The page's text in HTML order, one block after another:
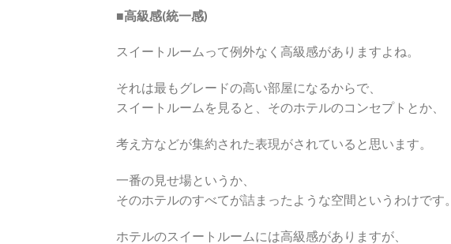
■高級感(統一感)
スイートルームって例外なく高級感がありますよね。
それは最もグレードの高い部屋になるからで、
スイートルームを見ると、そのホテルのコンセプトとか、
考え方などが集約された表現がされていると思います。
一番の見せ場というか、
そのホテルのすべてが詰まったような空間というわけです。
ホテルのスイートルームには高級感がありますが、